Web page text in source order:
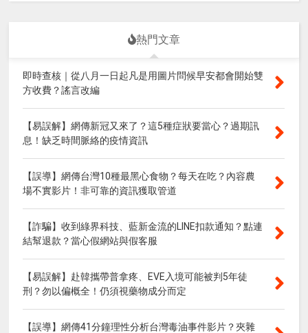
熱門文章
即時查核｜從八月一日起凡是用圖片問候早安都會開始雙
方收費？謠言改編
【易誤解】網傳新冠又來了？這5種症狀要當心？過期訊
息！缺乏時間脈絡的疫情資訊
【誤導】網傳台灣10種最黑心食物？每天在吃？內容農
場不實影片！非可靠的資訊獲取管道
【詐騙】收到綠界科技、藍新金流的LINE扣款通知？點連
結幫退款？當心假網站與假客服
【易誤解】赴韓攜帶普拿疼、EVE入境可能被判5年徒
刑？勿以偏概全！仍須視藥物成分而定
【誤導】網傳41分鐘理性分析台灣毒油事件影片？夾雜